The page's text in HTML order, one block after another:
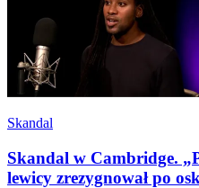
Skandal
Skandal w Cambridge.
lewicy zrezygnował po